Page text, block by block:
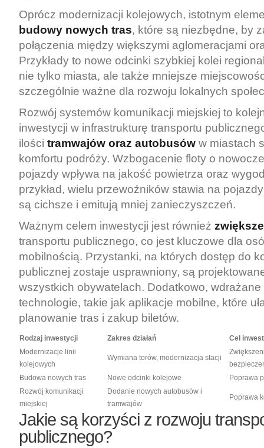
Oprócz modernizacji kolejowych, istotnym
budowy nowych tras, które są niezbędne, by
połączenia między większymi aglomeracjami
Przykłady to nowe odcinki szybkiej kolei
nie tylko miasta, ale także mniejsze
szczególnie ważne dla rozwoju lokalnych
Rozwój systemów komunikacji miejskiej to
inwestycji w infrastrukturę transportu
ilości tramwajów oraz autobusów w miastach
komfortu podróży. Wzbogacenie floty o
pojazdy wpływa na jakość powietrza oraz
przykład, wielu przewoźników stawia na
są cichsze i emitują mniej zanieczyszczeń.
Ważnym celem inwestycji jest również
transportu publicznego, co jest kluczowe dla
mobilnością. Przystanki, na których dostęp do
publicznej zostaje usprawniony, są
wszystkich obywatelach. Dodatkowo,
technologie, takie jak aplikacje mobilne, które
planowanie tras i zakup biletów.
Rodzaj inwestycji Zakres działań
Cel
Modernizacje linii
kolejowych
Wymiana torów, modernizacja stacji
Budowa nowych tras
Nowe odcinki kolejowe
Poprawa
Rozwój komunikacji
miejskiej
Dodanie nowych autobusów i
tramwajów
Poprawa
Jakie są korzyści z rozwoju
publicznego?